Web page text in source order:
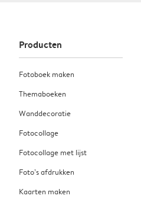
Producten
Fotoboek maken
Themaboeken
Wanddecoratie
Fotocollage
Fotocollage met lijst
Foto’s afdrukken
Kaarten maken